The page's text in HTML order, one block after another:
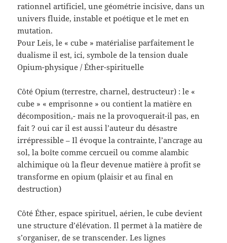
rationnel artificiel, une géométrie incisive, dans un
univers fluide, instable et poétique et le met en
mutation.
Pour Leis, le « cube » matérialise parfaitement le
dualisme il est, ici, symbole de la tension duale
Opium-physique / Éther-spirituelle
Côté Opium (terrestre, charnel, destructeur) : le «
cube » « emprisonne » ou contient la matière en
décomposition,- mais ne la provoquerait-il pas, en
fait ? oui car il est aussi l’auteur du désastre
irrépressible – Il évoque la contrainte, l’ancrage au
sol, la boîte comme cercueil ou comme alambic
alchimique où la fleur devenue matière à profit se
transforme en opium (plaisir et au final en
destruction)
Côté Éther, espace spirituel, aérien, le cube devient
une structure d’élévation. Il permet à la matière de
s’organiser, de se transcender. Les lignes